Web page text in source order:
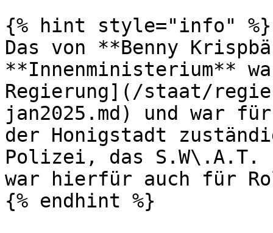
{% hint style="info" %}
Das von **Benny
**Innenministerium**
Regierung](/staat/
jan2025.md) und war
der Honigstadt
Polizei, das S.W\.A.T.
war hierfür auch für
{% endhint %}